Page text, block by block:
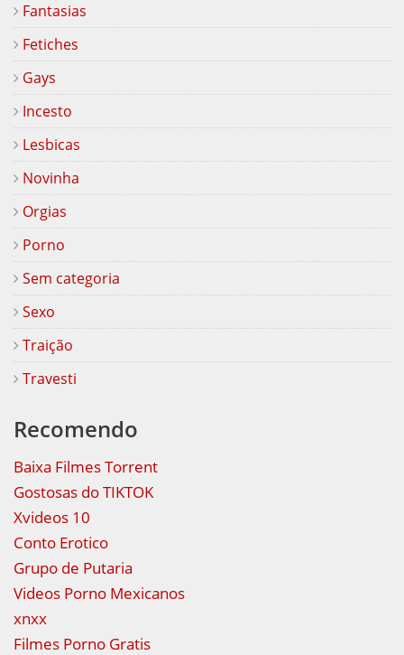
Fantasias
Fetiches
Gays
Incesto
Lesbicas
Novinha
Orgias
Porno
Sem categoria
Sexo
Traição
Travesti
Recomendo
Baixa Filmes Torrent
Gostosas do TIKTOK
Xvideos 10
Conto Erotico
Grupo de Putaria
Videos Porno Mexicanos
xnxx
Filmes Porno Gratis